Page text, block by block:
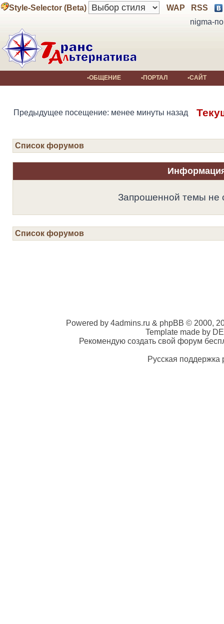
Style-Selector (Beta) WAP
RSS
nigma-
•ОБЩЕНИЕ •ПОРТАЛ •САЙТ
Предыдущее посещение: менее минуты назад
Список форумов
Запрошенной темы не
Список форумов
Powered by 4admins.ru & phpBB © 2000,
Template made by
Рекомендую создать свой форум
Русская поддержка